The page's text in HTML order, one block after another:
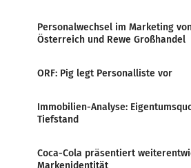
Personalwechsel im Marketing
Österreich und Rewe Großhandel
ORF: Pig legt Personalliste vor
Immobilien-Analyse:
Tiefstand
Coca-Cola präsentiert
Markenidentität